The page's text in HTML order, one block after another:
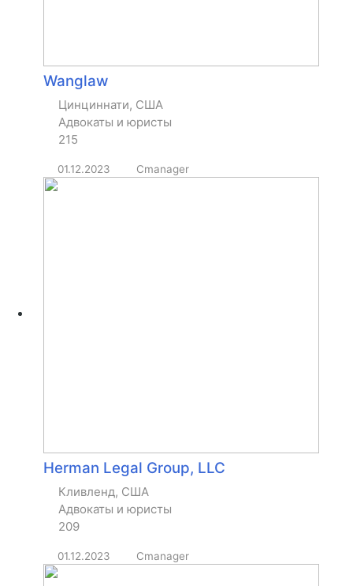
Wanglaw
Цинциннати, США
Адвокаты и юристы
215
01.12.2023 Cmanager
Herman Legal Group, LLC
Кливленд, США
Адвокаты и юристы
209
01.12.2023 Cmanager